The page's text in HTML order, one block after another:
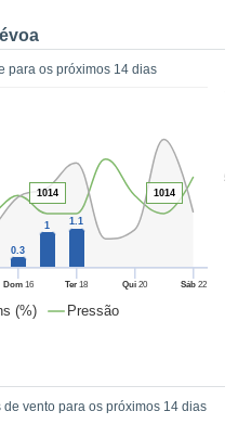
para os próximos 14 dias
(%) Pressão
50
Dom16 Ter 18 Qui 20 Sáb22
0.3
1 1.1
1014 1014
vento para os próximos 14 dias